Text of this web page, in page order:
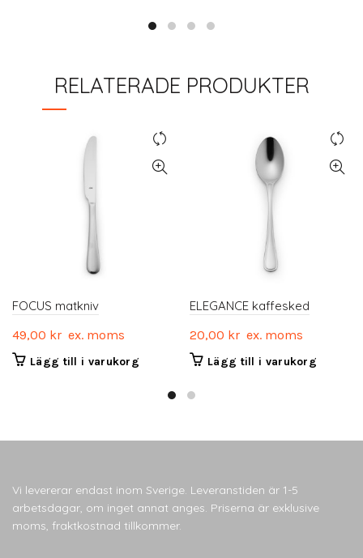
RELATERADE PRODUKTER
FOCUS matkniv
49,00 kr ex. moms
Lägg till i varukorg
ELEGANCE kaffesked
20,00 kr ex. moms
Lägg till i varukorg
Vi levererar endast inom Sverige. Leveranstiden är 1-5
arbetsdagar, om inget annat anges. Priserna är exklusive
moms, fraktkostnad tillkommer.